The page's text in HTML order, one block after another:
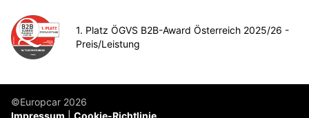
1. Platz ÖGVS B2B-Award Österreich 2025/26 -
Preis/Leistung
©Europcar 2026
Impressum
Cookie-Richtlinie